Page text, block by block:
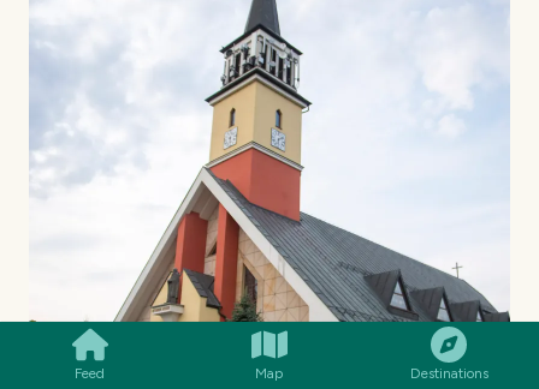
Feed Map Destinations
SMILES COMMENT SHARE